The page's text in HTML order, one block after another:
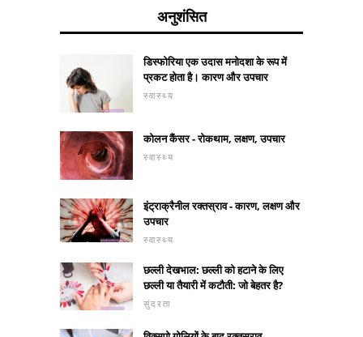
अनुशंसित
डिस्फोरिया एक उदास मनोदशा के रूप में
प्रकट होता है। कारण और उपचार
स्वास्थ्य
कोलन कैंसर - रोकथाम, लक्षण, उपचार
स्वास्थ्य
इंट्राक्रैनील रक्तस्राव - कारण, लक्षण और
उपचार
स्वास्थ्य
छल्ली देखभाल: छल्ली को हटाने के लिए
छल्ली या तैयारी में कटौती: जो बेहतर है?
सुंदरता